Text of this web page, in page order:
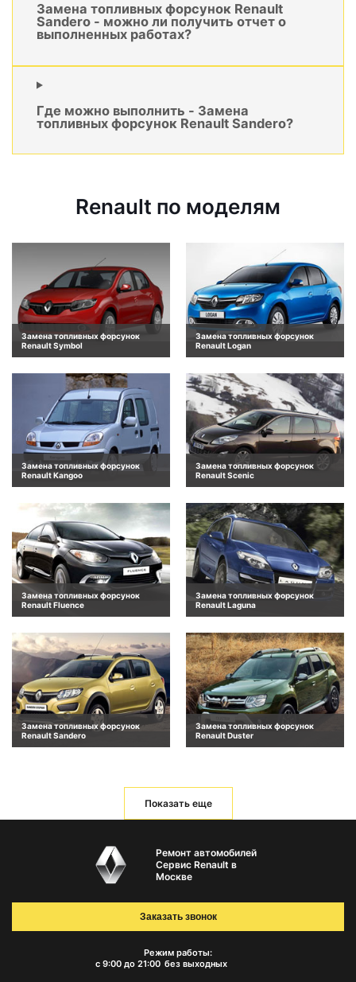
Замена топливных форсунок Renault
Sandero - можно ли получить отчет о
выполненных работах?
Где можно выполнить - Замена
топливных форсунок Renault Sandero?
Renault по моделям
Замена топливных форсунок
Renault Symbol
Замена топливных форсунок
Renault Logan
Замена топливных форсунок
Renault Kangoo
Замена топливных форсунок
Renault Scenic
Замена топливных форсунок
Renault Fluence
Замена топливных форсунок
Renault Laguna
Замена топливных форсунок
Renault Sandero
Замена топливных форсунок
Renault Duster
Показать еще
Ремонт автомобилей
Сервис Renault в
Москве
Режим работы:
с 9:00 до 21:00 без выходных
Заказать звонок